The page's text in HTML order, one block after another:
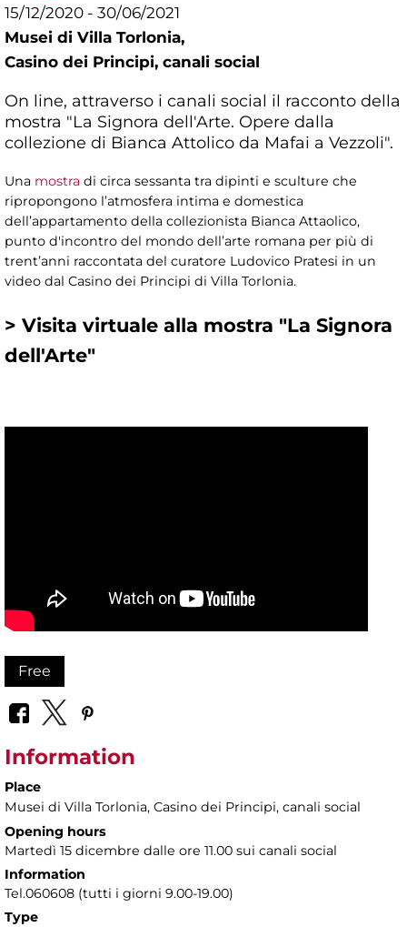
15/12/2020 - 30/06/2021
Musei di Villa Torlonia,
Casino dei Principi, canali social
On line, attraverso i canali social il racconto della
mostra "La Signora dell'Arte. Opere dalla
collezione di Bianca Attolico da Mafai a Vezzoli".
Una mostra di circa sessanta tra dipinti e sculture che
ripropongono l’atmosfera intima e domestica
dell’appartamento della collezionista Bianca Attaolico,
punto d'incontro del mondo dell’arte romana per più di
trent’anni raccontata del curatore Ludovico Pratesi in un
video dal Casino dei Principi di Villa Torlonia.
> Visita virtuale alla mostra "La Signora
dell'Arte"
Free
Information
Place
Musei di Villa Torlonia, Casino dei Principi, canali social
Opening hours
Martedì 15 dicembre dalle ore 11.00 sui canali social
Information
Tel.060608 (tutti i giorni 9.00-19.00)
Type